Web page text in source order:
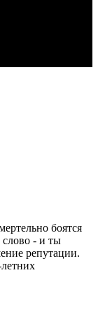
боятся
слово - и ты
репутации.